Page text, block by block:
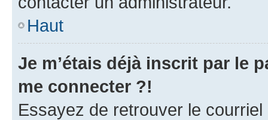
Haut
Je m’étais déjà inscrit par le
me connecter ?!
Essayez de retrouver le